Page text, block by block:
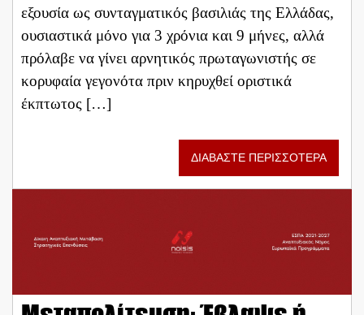
εξουσία ως συνταγματικός βασιλιάς της Ελλάδας,
ουσιαστικά μόνο για 3 χρόνια και 9 μήνες, αλλά
πρόλαβε να γίνει αρνητικός πρωταγωνιστής σε
κορυφαία γεγονότα πριν κηρυχθεί οριστικά
έκπτωτος […]
ΔΙΑΒΑΣΤΕ ΠΕΡΙΣΣΟΤΕΡΑ